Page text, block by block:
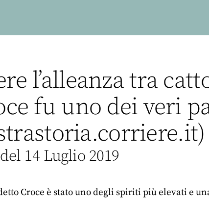
l’alleanza tra
fu uno dei veri
14 Luglio 2019
Croce è stato uno degli spiriti più elevati e